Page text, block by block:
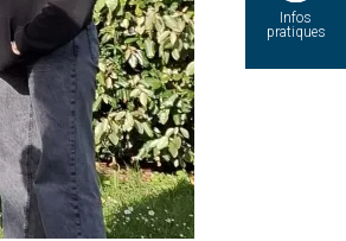
Infos
pratiques